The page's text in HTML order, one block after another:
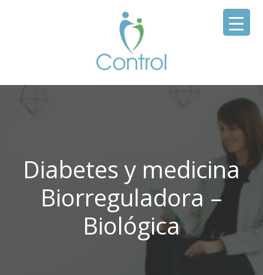
Diabetes y medicina
Biorreguladora –
Biológica